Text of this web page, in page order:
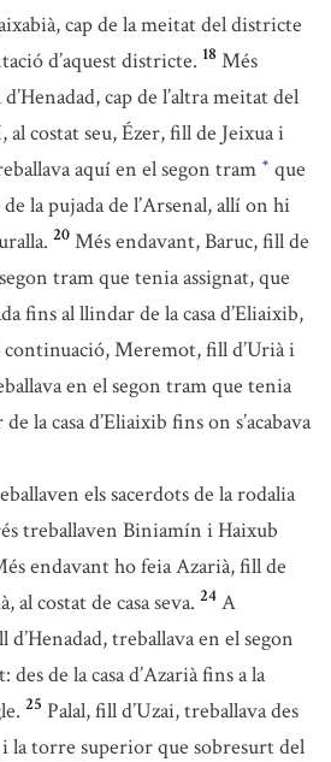
cap de la meitat del districte
d’aquest districte. 18 Més
cap de l’altra meitat del
al costat seu, Ézer, fill de Jeixua i
aquí en el segon tram * que
la pujada de l’Arsenal, allí on hi
20 Més endavant, Baruc, fill de
tram que tenia assignat, que
fins al llindar de la casa d’Eliaixib,
Meremot, fill d’Urià i
en el segon tram que tenia
la casa d’Eliaixib fins on s’acabava
els sacerdots de la rodalia
treballaven Biniamín i Haixub
endavant ho feia Azarià, fill de
al costat de casa seva. 24 A
treballava en el segon
de la casa d’Azarià fins a la
25 Palal, fill d’Uzai, treballava des
i la torre superior que sobresurt del